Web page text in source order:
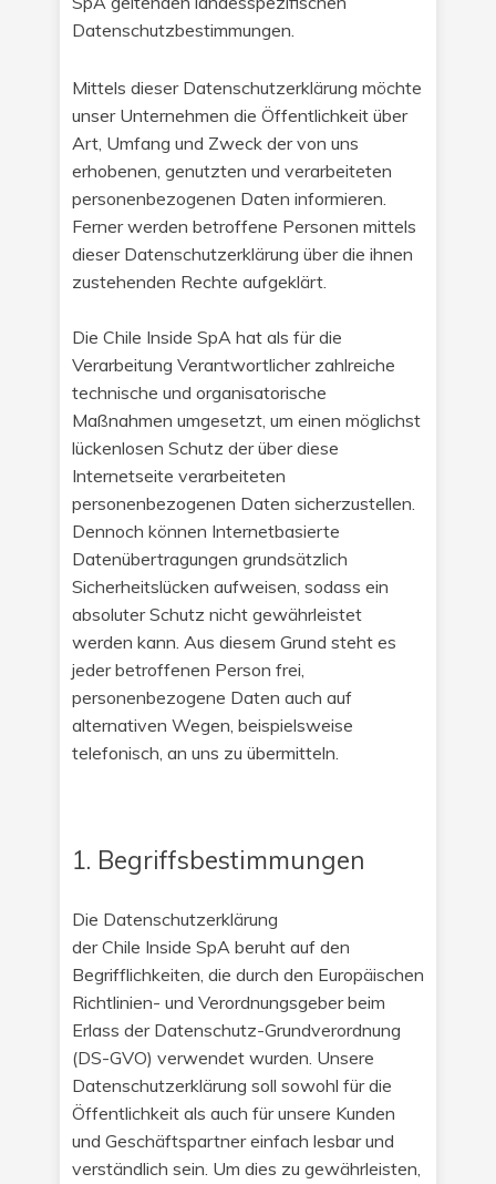
Datenschutzbestimmungen.
Mittels dieser Datenschutzerklärung möchte
unser Unternehmen die Öffentlichkeit über
Art, Umfang und Zweck der von uns
erhobenen, genutzten und verarbeiteten
personenbezogenen Daten informieren.
Ferner werden betroffene Personen mittels
dieser Datenschutzerklärung über die ihnen
zustehenden Rechte aufgeklärt.
Die Chile Inside SpA hat als für die
Verarbeitung Verantwortlicher zahlreiche
technische und organisatorische
Maßnahmen umgesetzt, um einen möglichst
lückenlosen Schutz der über diese
Internetseite verarbeiteten
personenbezogenen Daten sicherzustellen.
Dennoch können Internetbasierte
Datenübertragungen grundsätzlich
Sicherheitslücken aufweisen, sodass ein
absoluter Schutz nicht gewährleistet
werden kann. Aus diesem Grund steht es
jeder betroffenen Person frei,
personenbezogene Daten auch auf
alternativen Wegen, beispielsweise
telefonisch, an uns zu übermitteln.
1. Begriffsbestimmungen
Die Datenschutzerklärung
der Chile Inside SpA beruht auf den
Begrifflichkeiten, die durch den Europäischen
Richtlinien- und Verordnungsgeber beim
Erlass der Datenschutz-Grundverordnung
(DS-GVO) verwendet wurden. Unsere
Datenschutzerklärung soll sowohl für die
Öffentlichkeit als auch für unsere Kunden
und Geschäftspartner einfach lesbar und
verständlich sein. Um dies zu gewährleisten,